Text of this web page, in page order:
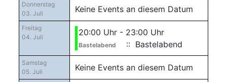
Donnerstag
03. Juli
Keine Events an diesem Datum
Freitag
04. Juli
20:00 Uhr - 23:00 Uhr
Bastelabend :: Bastelabend
Samstag
05. Juli
Keine Events an diesem Datum